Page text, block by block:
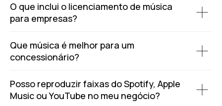
O que inclui o licenciamento de música
para empresas?
Que música é melhor para um
concessionário?
Posso reproduzir faixas do Spotify, Apple
Music ou YouTube no meu negócio?